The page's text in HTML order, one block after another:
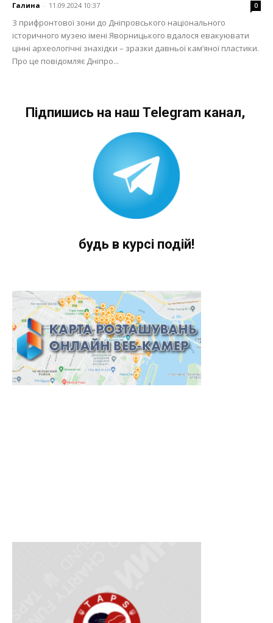
Галина - 11.09.2024 10:37 0
З прифронтової зони до Дніпровського національного
історичного музею імені Яворницького вдалося евакуювати
цінні археологічні знахідки – зразки давньої кам’яної пластики.
Про це повідомляє Дніпро...
Підпишись на наш Telegram канал,
будь в курсі подій!